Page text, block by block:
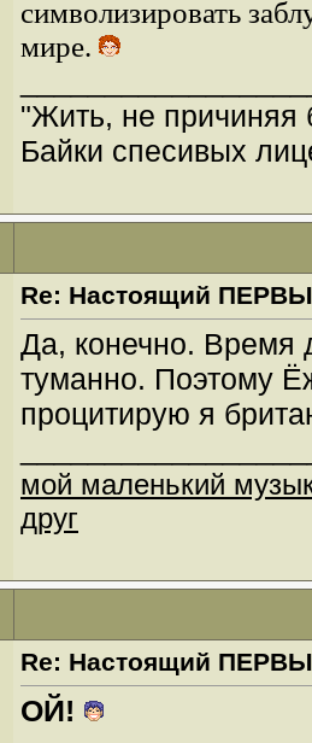
символизировать
мире.
"Жить, не причиняя
Байки спесивых
Re: Настоящий
Да, конечно. Время
туманно. Поэтому
процитирую я
мой маленький
друг
Re: Настоящий
ОЙ!